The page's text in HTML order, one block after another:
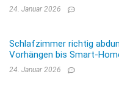
24. Januar 2026
Schlafzimmer richtig
Vorhängen bis Smart-
24. Januar 2026